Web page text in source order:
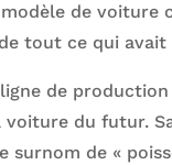
modèle de
tout ce qui
de
voiture du futur.
surnom de «